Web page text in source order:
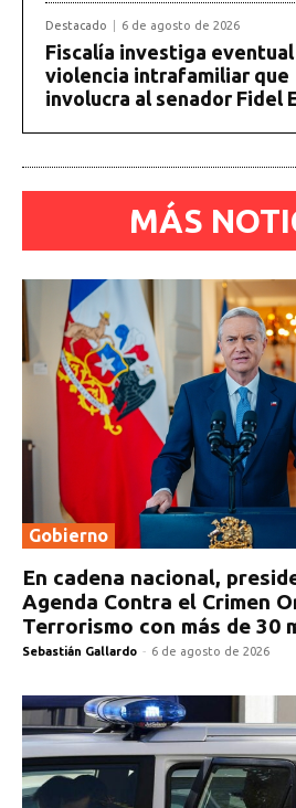
Destacado 6 de agosto de 2026
Fiscalía investiga eventual
violencia intrafamiliar que
involucra al senador Fidel
MÁS
Gobierno
En cadena nacional,
Agenda Contra el Crimen
Terrorismo con más de 30
Sebastián Gallardo - 6 de agosto de 2026